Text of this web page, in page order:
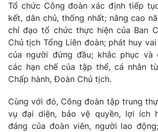
Tổ chức Công đoàn xác định tiếp
kết, dân chủ, thống nhất; nâng cao
chỉ đạo tổ chức thực hiện của Ban
Chủ tịch Tổng Liên đoàn; phát huy
của người đứng đầu; khắc phục và
các hạn chế của tập thể, cá nhân
Chấp hành, Đoàn Chủ tịch.
Cùng với đó, Công đoàn tập trung
vụ đại diện, bảo vệ quyền, lợi ích
đáng của đoàn viên, người lao